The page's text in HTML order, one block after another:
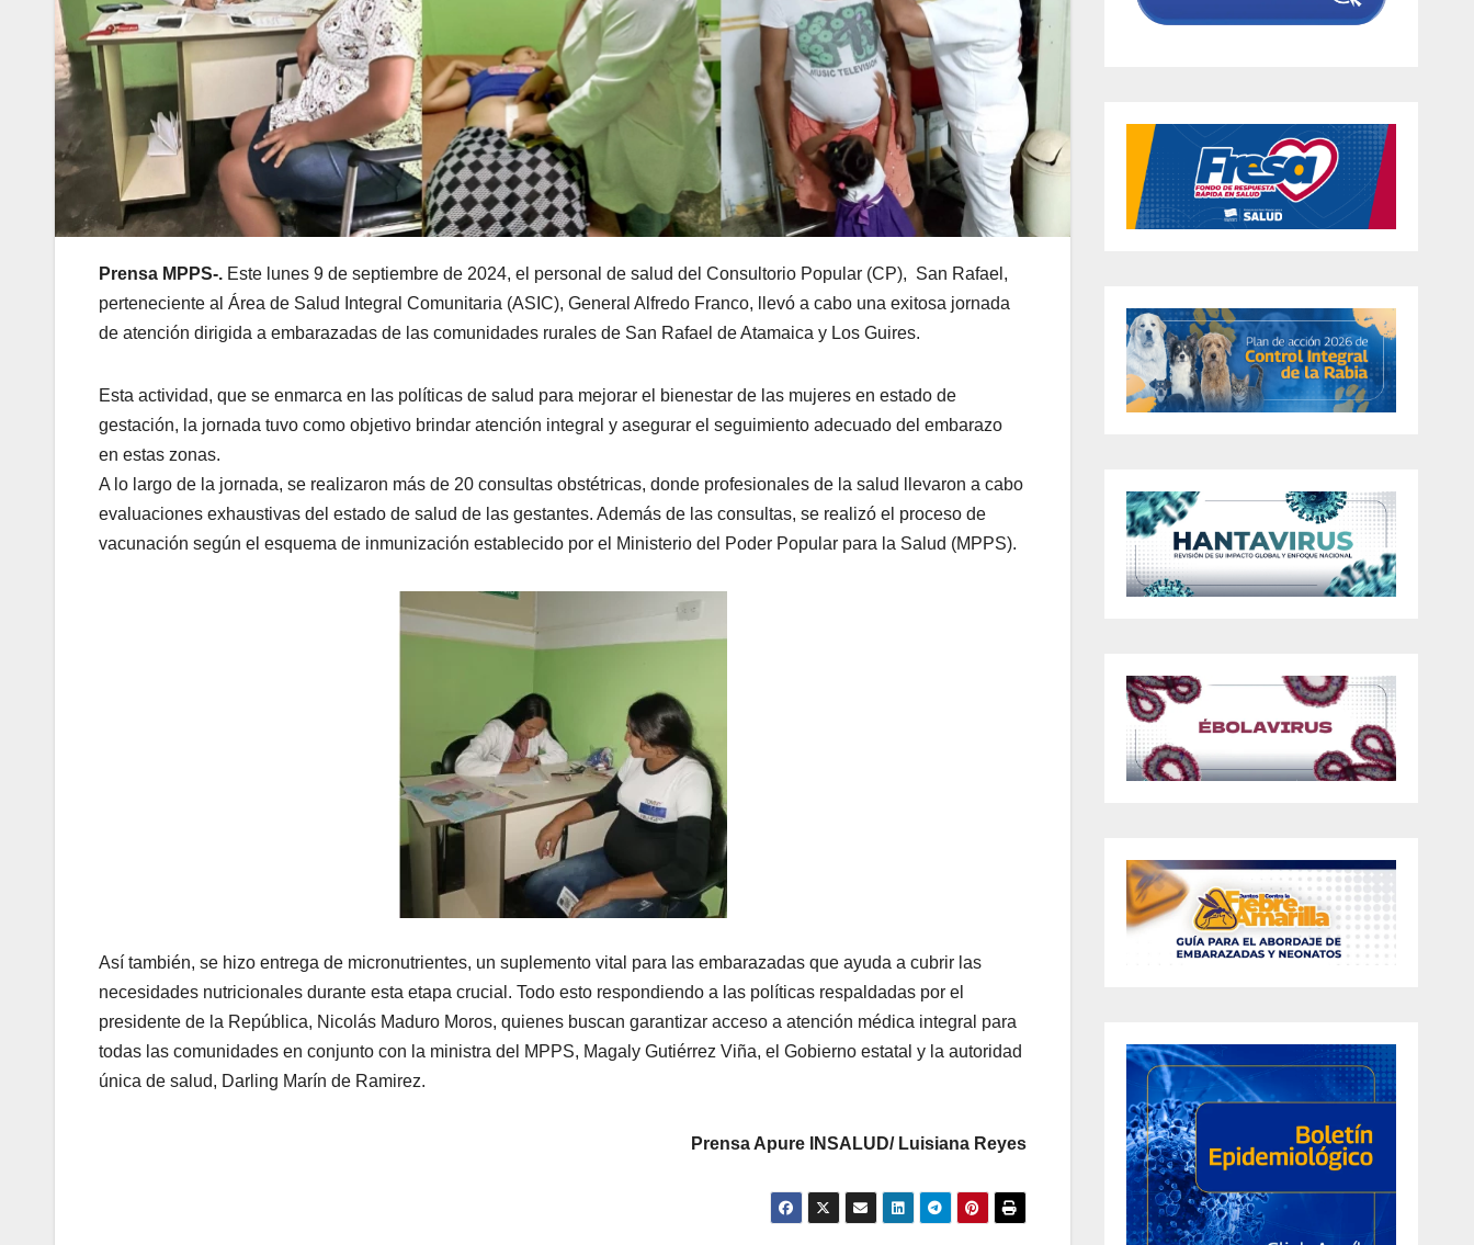
Prensa MPPS-. Este lunes 9 de septiembre de 2024, el personal de salud del Consultorio Popular (CP), San Rafael,
perteneciente al Área de Salud Integral Comunitaria (ASIC), General Alfredo Franco, llevó a cabo una exitosa jornada
de atención dirigida a embarazadas de las comunidades rurales de San Rafael de Atamaica y Los Guires.
Esta actividad, que se enmarca en las políticas de salud para mejorar el bienestar de las mujeres en estado de
gestación, la jornada tuvo como objetivo brindar atención integral y asegurar el seguimiento adecuado del embarazo
en estas zonas.
A lo largo de la jornada, se realizaron más de 20 consultas obstétricas, donde profesionales de la salud llevaron a cabo
evaluaciones exhaustivas del estado de salud de las gestantes. Además de las consultas, se realizó el proceso de
vacunación según el esquema de inmunización establecido por el Ministerio del Poder Popular para la Salud (MPPS).
Así también, se hizo entrega de micronutrientes, un suplemento vital para las embarazadas que ayuda a cubrir las
necesidades nutricionales durante esta etapa crucial. Todo esto respondiendo a las políticas respaldadas por el
presidente de la República, Nicolás Maduro Moros, quienes buscan garantizar acceso a atención médica integral para
todas las comunidades en conjunto con la ministra del MPPS, Magaly Gutiérrez Viña, el Gobierno estatal y la autoridad
única de salud, Darling Marín de Ramirez.
Prensa Apure INSALUD/ Luisiana Reyes